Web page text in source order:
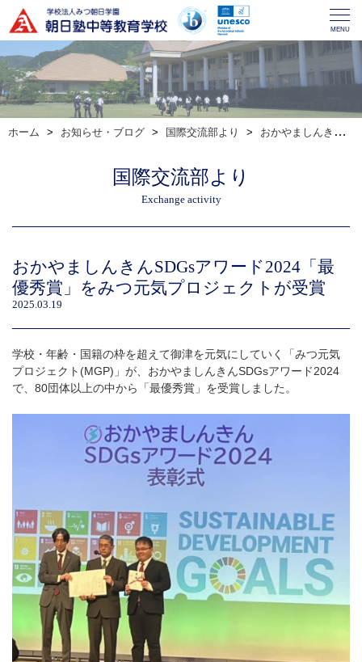
MENU
ホーム お知らせ・ブログ 国際交流部より おかやましんきんSDGsアワード2024「最優秀賞」をみつ元気プロジェクトが受賞
国際交流部より
Exchange activity
おかやましんきんSDGsアワード2024「最
優秀賞」をみつ元気プロジェクトが受賞
2025.03.19
学校・年齢・国籍の枠を超えて御津を元気にしていく「みつ元気
プロジェクト(MGP)」が、おかやましんきんSDGsアワード2024
で、80団体以上の中から「最優秀賞」を受賞しました。